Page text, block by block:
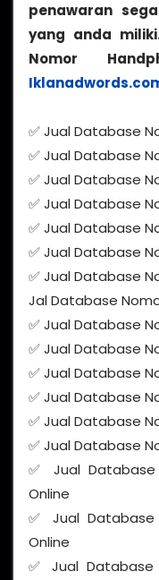
penawaran
yang anda
Nomor
✅ Jual Database
✅ Jual Database
✅ Jual Database
✅ Jual Database
✅ Jual Database
✅ Jual Database
✅ Jual Database
Jal Database
✅ Jual Database
✅ Jual Database
✅ Jual Database
✅ Jual Database
✅ Jual Database
✅ Jual Database
✅ Jual Database
Online
✅ Jual Database
Online
✅ Jual Database